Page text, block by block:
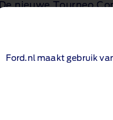
De nieuwe Tourneo
satellietnavigatie. En
inch HD-
Ford.nl maakt gebruik